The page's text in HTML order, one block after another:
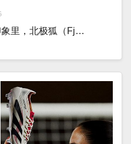
里，北极狐（Fj…